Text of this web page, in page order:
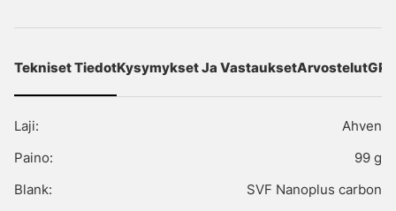
Tekniset TiedotKysymykset Ja VastauksetArvostelut
Laji:
Ahven
Paino:
99 g
Blank:
SVF Nanoplus carbon